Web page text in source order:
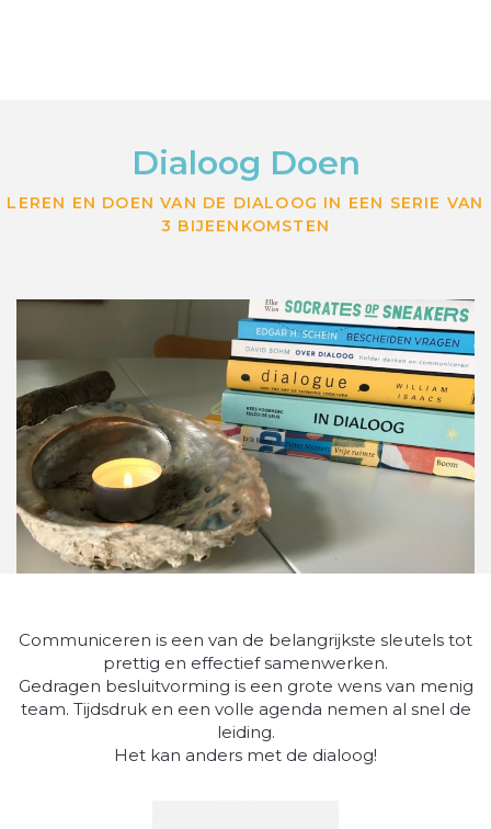
Dialoog Doen
LEREN EN DOEN VAN DE DIALOOG IN EEN SERIE VAN
3 BIJEENKOMSTEN
Communiceren is een van de belangrijkste sleutels tot
prettig en effectief samenwerken.
Gedragen besluitvorming is een grote wens van menig
team. Tijdsdruk en een volle agenda nemen al snel de
leiding.
Het kan anders met de dialoog!